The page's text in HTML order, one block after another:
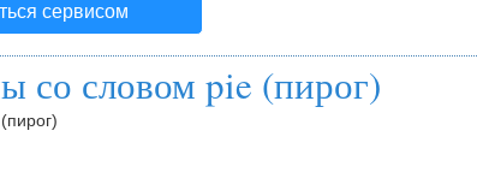
сервисом
со словом pie (пирог)